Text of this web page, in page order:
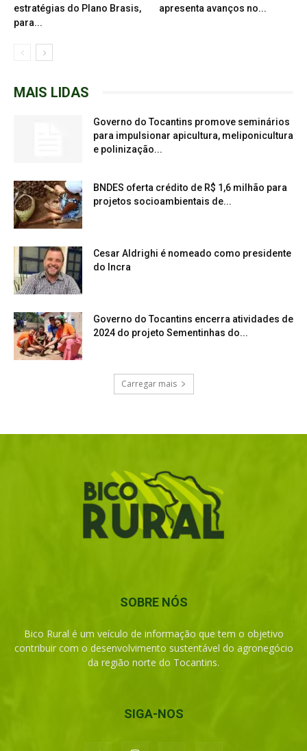
estratégias do Plano Brasis,
para...
apresenta avanços no...
MAIS LIDAS
Governo do Tocantins promove seminários
para impulsionar apicultura, meliponicultura
e polinização...
BNDES oferta crédito de R$ 1,6 milhão para
projetos socioambientais de...
Cesar Aldrighi é nomeado como presidente
do Incra
Governo do Tocantins encerra atividades de
2024 do projeto Sementinhas do...
Carregar mais
SOBRE NÓS
Bico Rural é um veículo de informação que tem o objetivo
contribuir com o desenvolvimento sustentável do agronegócio
da região norte do Tocantins.
SIGA-NOS